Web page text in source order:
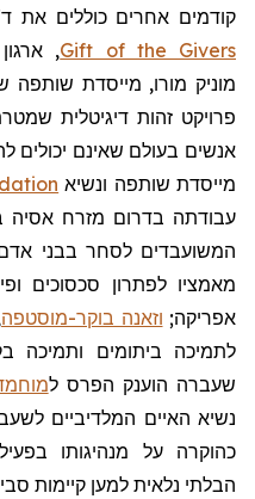
קודמים אחרים כוללים את
Gift of the Givers
,
מוניק מורו, מייסדת שותפה
אנשים בעולם שאינם יכולים
מייסדת שותפה ונשיא
עבודתה בדרום מזרח אסיה
המשועבדים לסחר בבני
מאמציו לפתרון סכסוכים
אפריקה; וזאנה בוקר-מוסטפה
לתמיכה ביתומים ותמיכה
שעברה הוענק הפרס ל
נשיא האיים המלדיביים
כהוקרה על מנהיגותו
הבלתי נלאית למען קיימות